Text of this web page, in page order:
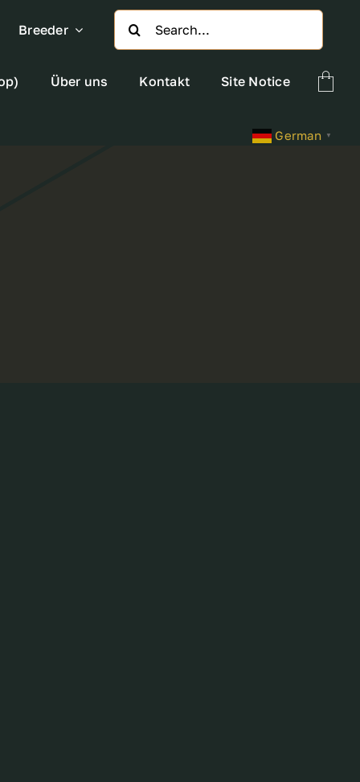
Breeder
Search
for:
Über uns Kontakt Site Notice
German ▼